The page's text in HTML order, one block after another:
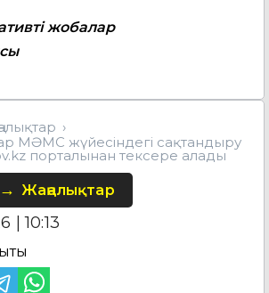
жобалар
МӘМС жүйесіндегі сақтандыру
порталынан тексере алады
Жаңалықтар
| 10:13